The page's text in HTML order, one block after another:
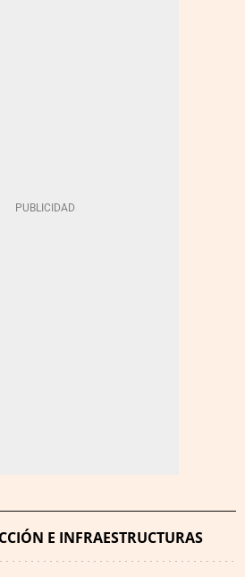
E INFRAESTRUCTURAS